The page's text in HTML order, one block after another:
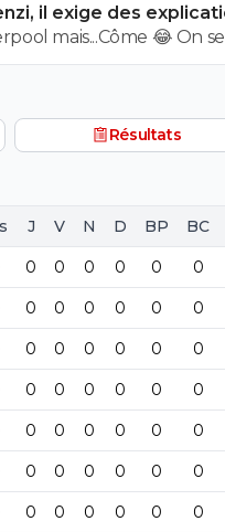
il exige des
mais...Côme 😂 On
partir de ce club de
Résultats
J V N D BP BC
0 0 0 0 0 0
0 0 0 0 0 0
0 0 0 0 0 0
0 0 0 0 0 0
0 0 0 0 0 0
0 0 0 0 0 0
0 0 0 0 0 0